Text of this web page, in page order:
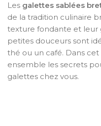
Les galettes sablées
de la tradition culinaire
texture fondante et leur
petites douceurs sont
thé ou un café. Dans
ensemble les secrets
galettes chez vous.